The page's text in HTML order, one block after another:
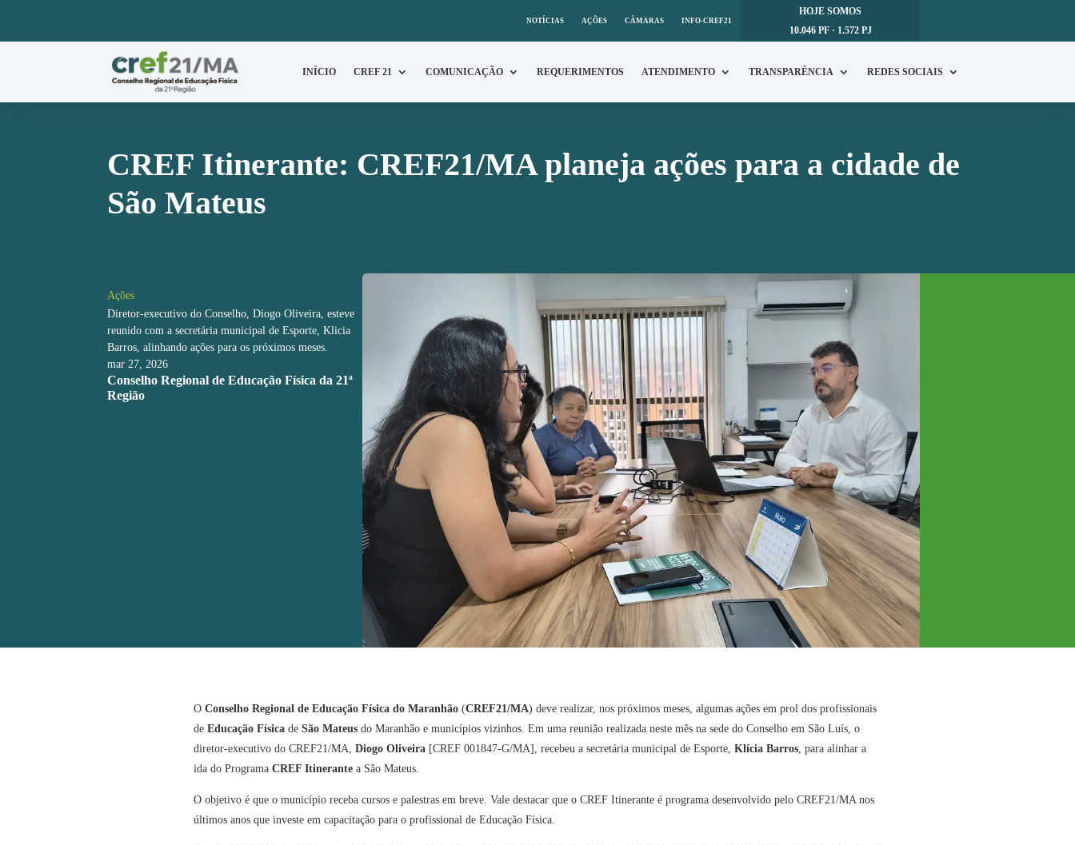
NOTÍCIAS AÇÕES CÂMARAS INFO-CREF21
HOJE SOMOS
10.046 PF · 1.572 PJ
INÍCIO CREF 21 COMUNICAÇÃO REQUERIMENTOS ATENDIMENTO TRANSPARÊNCIA REDES SOCIAIS
CREF Itinerante: CREF21/MA planeja ações para a cidade de
São Mateus
Ações
Diretor-executivo do Conselho, Diogo Oliveira, esteve
reunido com a secretária municipal de Esporte, Klicia
Barros, alinhando ações para os próximos meses.
mar 27, 2026
Conselho Regional de Educação Física da 21ª
Região
O Conselho Regional de Educação Física do Maranhão(CREF21/MA) deve realizar, nos próximos meses, algumas ações em prol dos profissionais
de Educação Físicade São Mateusdo Maranhão e municípios vizinhos. Em uma reunião realizada neste mês na sede do Conselho em São Luís, o
diretor-executivo do CREF21/MA, Diogo Oliveira[CREF 001847-G/MA], recebeu a secretária municipal de Esporte, Klícia Barros, para alinhar a
ida do Programa CREF Itinerantea São Mateus.
O objetivo é que o município receba cursos e palestras em breve. Vale destacar que o CREF Itinerante é programa desenvolvido pelo CREF21/MA nos
últimos anos que investe em capacitação para o profissional de Educação Física.